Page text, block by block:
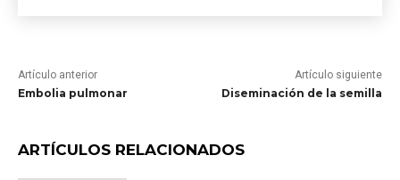
Artículo anterior
Embolia pulmonar
Artículo siguiente
Diseminación de la semilla
ARTÍCULOS RELACIONADOS